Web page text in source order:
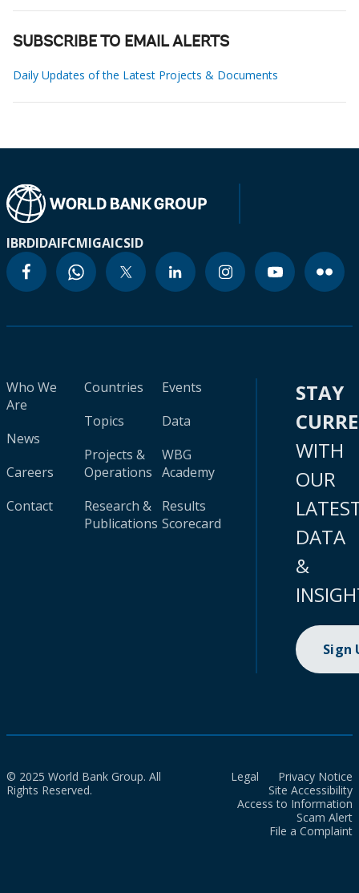
SUBSCRIBE TO EMAIL ALERTS
Daily Updates of the Latest Projects & Documents
IBRDIDAIFCMIGAICSID
Who We
Are
News
Careers
Contact
Countries
Topics
Projects &
Operations
Research &
Publications
Events
Data
WBG
Academy
Results
Scorecard
STAY
WITH
OUR
DATA
&
Sign
© 2025 World Bank Group. All
Rights Reserved.
Legal
Privacy Notice
Site Accessibility
Access to Information
Scam Alert
File a Complaint